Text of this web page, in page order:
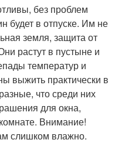
без проблем
будет в отпуске. Им не
земля, защита от
растут в пустыне и
температур и
выжить практически в
что среди них
для окна,
Внимание!
слишком влажно.